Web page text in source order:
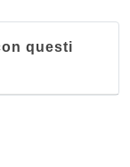
questi